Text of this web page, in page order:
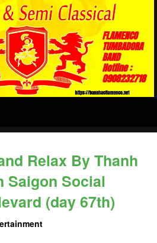
Relax By Thanh
Saigon Social
(day 67th)